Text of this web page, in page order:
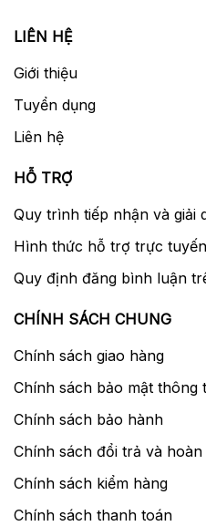
LIÊN HỆ
Giới thiệu
Tuyển dụng
Liên hệ
HỖ TRỢ
Quy trình tiếp nhận và giải
Hình thức hỗ trợ trực tuyến
Quy định đăng bình luận
CHÍNH SÁCH CHUNG
Chính sách giao hàng
Chính sách bảo mật thông
Chính sách bảo hành
Chính sách đổi trả và hoàn
Chính sách kiểm hàng
Chính sách thanh toán